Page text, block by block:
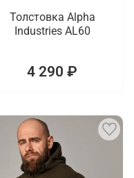
Толстовка Alpha
Industries AL60
4 290 ₽